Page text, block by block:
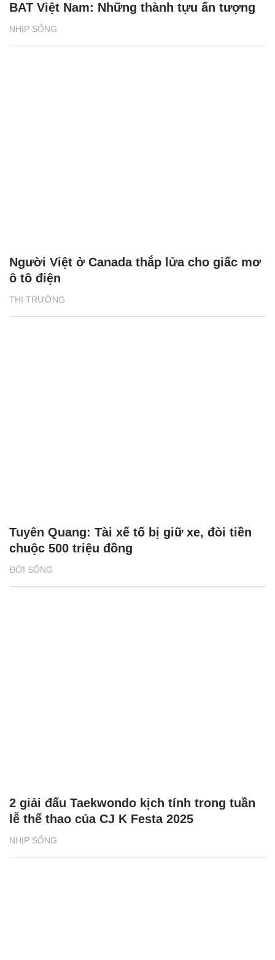
NHỊP SỐNG
BAT Việt Nam: Những thành tựu ấn tượng
THỊ TRƯỜNG
Người Việt ở Canada thắp lửa cho giấc mơ
ô tô điện
ĐỜI SỐNG
Tuyên Quang: Tài xế tố bị giữ xe, đòi tiền
chuộc 500 triệu đồng
NHỊP SỐNG
2 giải đấu Taekwondo kịch tính trong tuần
lễ thể thao của CJ K Festa 2025